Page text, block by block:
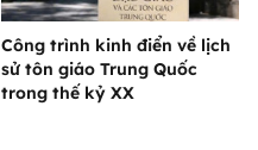
Công trình kinh điển về lịch
sử tôn giáo Trung Quốc
trong thế kỷ XX